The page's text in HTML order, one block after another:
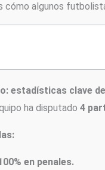
cómo algunos
estadísticas clave
ha disputado 4
en penales.